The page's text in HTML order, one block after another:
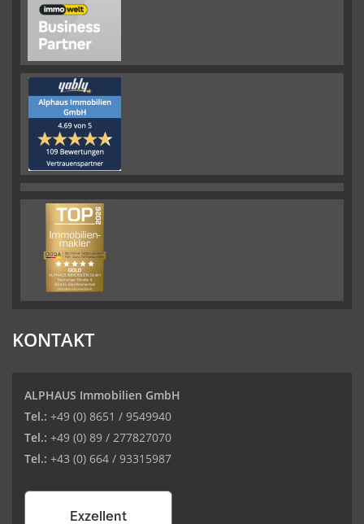
KONTAKT
ALPHAUS Immobilien GmbH
Tel.: +49 (0) 8651 / 9549940
Tel.: +49 (0) 89 / 277827070
Tel.: +43 (0) 664 / 93315987